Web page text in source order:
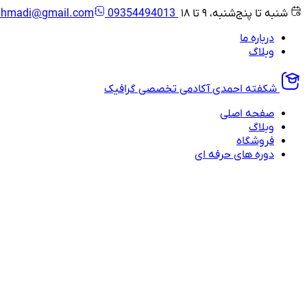
شنبه تا پنج‌شنبه، ۹ تا ۱۸ 09354494013
درباره ما
وبلاگ
شکفته احمدی آکادمی تخصصی گرافیک
صفحه اصلی
وبلاگ
فروشگاه
دوره های حرفه ای